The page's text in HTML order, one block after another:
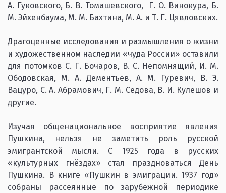
А. Гуковского, Б. В. Томашевского, Г. О. Винокура, Б.
М. Эйхенбаума, М. М. Бахтина, М. А. и Т. Г. Цявловских.
Драгоценные исследования и размышления о жизни
и художественном наследии «чуда России» оставили
для потомков С. Г. Бочаров, В. С. Непомнящий, И. М.
Ободовская, М. А. Дементьев, А. М. Гуревич, В. Э.
Вацуро, С. А. Абрамович, Г. М. Седова, В. И. Кулешов и
другие.
Изучая общенациональное восприятие явления
Пушкина, нельзя не заметить роль русской
эмигрантской мысли. С 1925 года в русских
«культурных гнёздах» стал праздноваться День
Пушкина. В книге «Пушкин в эмиграции. 1937 год»
собраны рассеянные по зарубежной периодике